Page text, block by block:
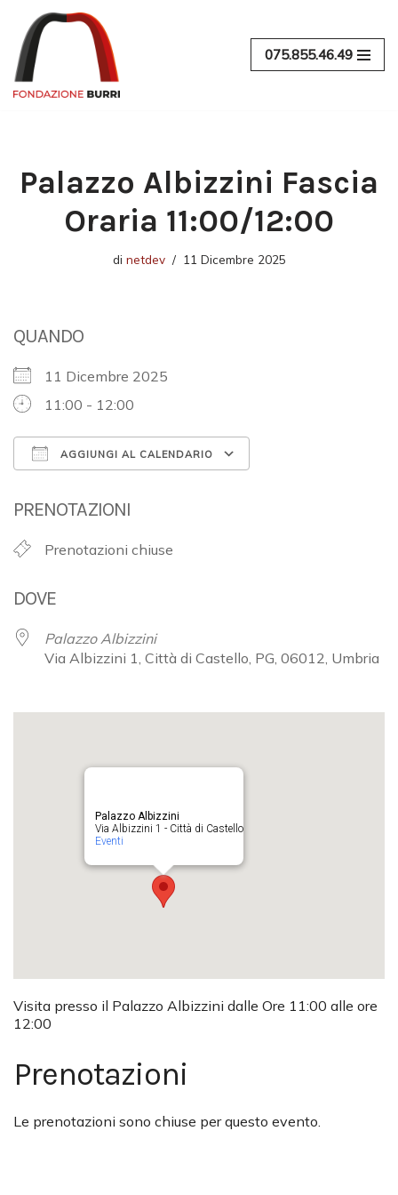
Vai
al
contenuto
075.855.46.49
Palazzo Albizzini Fascia
Oraria 11:00/12:00
di netdev 11 Dicembre 2025
QUANDO
11 Dicembre 2025
11:00 - 12:00
AGGIUNGI AL CALENDARIO
PRENOTAZIONI
Prenotazioni chiuse
DOVE
Palazzo Albizzini
Via Albizzini 1, Città di Castello, PG, 06012, Umbria
Palazzo Albizzini
Via Albizzini 1 - Città di Castello
Eventi
Visita presso il Palazzo Albizzini dalle Ore 11:00 alle ore
12:00
Prenotazioni
Le prenotazioni sono chiuse per questo evento.